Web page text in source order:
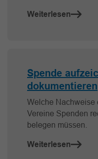
Weiterlesen
Spende
dokumentieren
Welche Nachweise
Vereine Spenden
belegen müssen.
Weiterlesen